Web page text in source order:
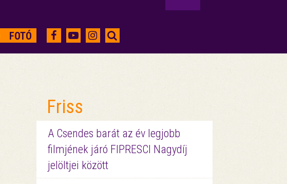
FOTÓ
Friss
A Csendes barát az év legjobb
filmjének járó FIPRESCI Nagydíj
jelöltjei között